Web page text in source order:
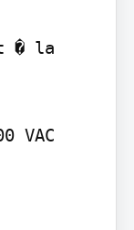
� la
VAC